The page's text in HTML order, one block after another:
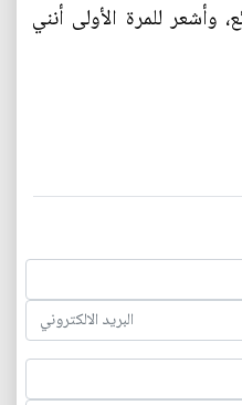
وأشعر للمرة الأولى أنني